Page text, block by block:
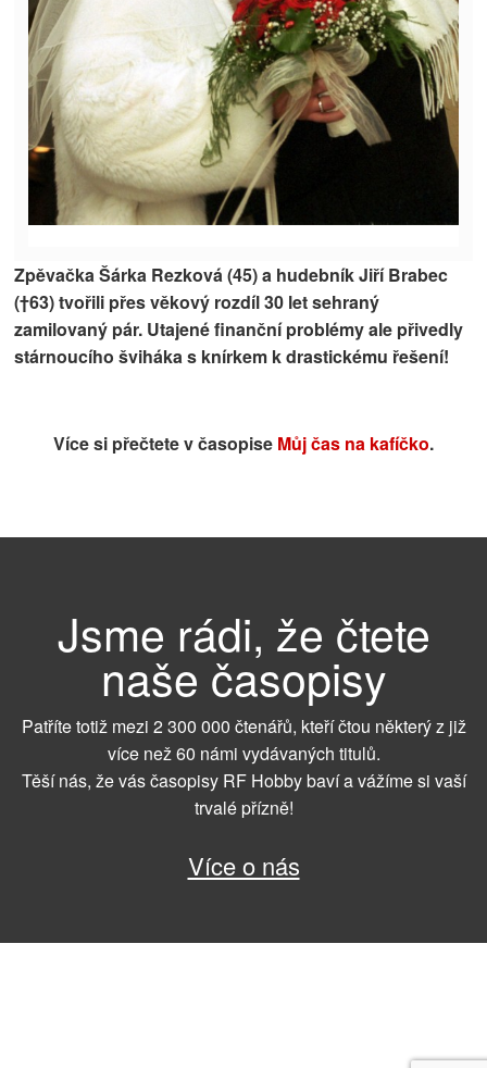
ZpěvačkaŠárka Rezková (45)a hudebníkJiří Brabec
(†63)tvořili přes věkový rozdíl 30 let sehraný
zamilovaný pár. Utajené finanční problémy ale přivedly
stárnoucího šviháka s knírkem k drastickému řešení!
Více si přečtete v časopise Můj čas na kafíčko.
Jsme rádi, že čtete
naše časopisy
Patříte totiž mezi 2 300 000 čtenářů, kteří čtou některý z již
více než 60 námi vydávaných titulů.
Těší nás, že vás časopisy RF Hobby baví a vážíme si vaší
trvalé přízně!
Více o nás